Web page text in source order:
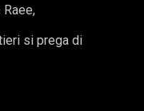
si prega di